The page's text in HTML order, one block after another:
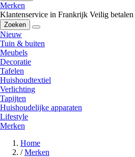
Merken
Klantenservice in Frankrijk Veilig betalen
Zoeken
Nieuw
Tuin & buiten
Meubels
Decoratie
Tafelen
Huishoudtextiel
Verlichting
Tapijten
Huishoudelijke apparaten
Lifestyle
Merken
Home
/ Merken